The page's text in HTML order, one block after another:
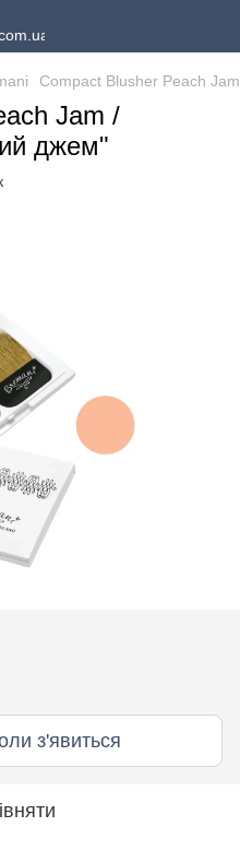
Compact Blusher Peach
Jam /
джем"
з'явиться